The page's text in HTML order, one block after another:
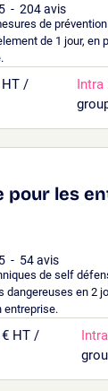
5 - 204avis
de
de 1 jour, en
HT /
Intra
pour les
5 - 54avis
de self
dangereuses en 2
entreprise.
€ HT /
Intra